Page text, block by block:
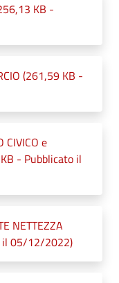
KB -
(261,59 KB -
CIVICO e
KB - Pubblicato il
NETTEZZA
il 05/12/2022)